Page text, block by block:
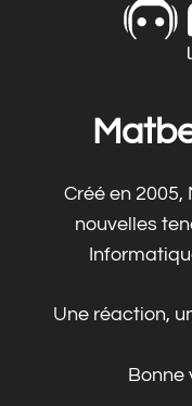
Créé en 2005,
nouvelles
Une réaction,
Bonne